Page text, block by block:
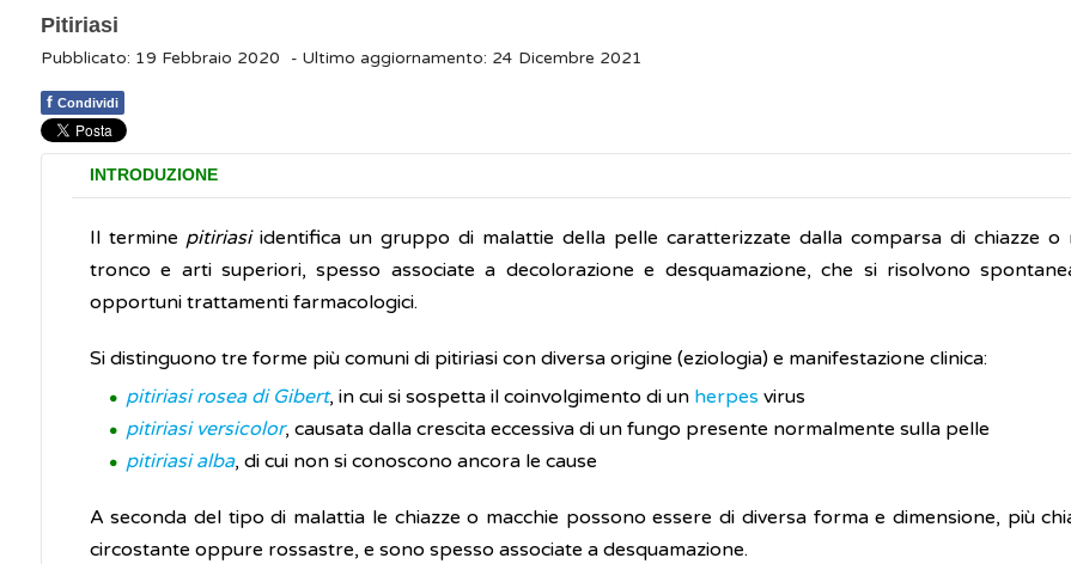
Pitiriasi
Pubblicato: 19 Febbraio 2020 - Ultimo aggiornamento: 24 Dicembre 2021
f Condividi
INTRODUZIONE
Il termine pitiriasiidentifica un gruppo di malattie della pelle caratterizzate dalla comparsa di chiazze o
tronco e arti superiori, spesso associate a decolorazione e desquamazione, che si risolvono
opportuni trattamenti farmacologici.
Si distinguono tre forme più comuni di pitiriasi con diversa origine (eziologia) e manifestazione clinica:
pitiriasi rosea di Gibert, in cui si sospetta il coinvolgimento di un herpes virus
pitiriasi versicolor, causata dalla crescita eccessiva di un fungo presente normalmente sulla pelle
pitiriasi alba, di cui non si conoscono ancora le cause
A seconda del tipo di malattia le chiazze o macchie possono essere di diversa forma e dimensione, più
circostante oppure rossastre, e sono spesso associate a desquamazione.